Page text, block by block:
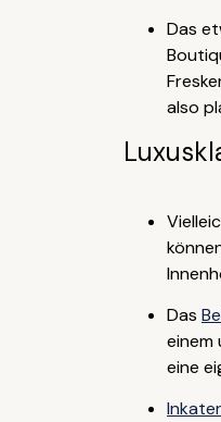
Das
also
Das
einem
eine